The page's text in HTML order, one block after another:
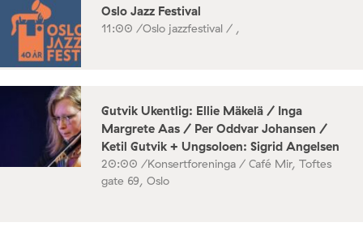
Oslo Jazz Festival
11:00 /Oslo jazzfestival / ,
Gutvik Ukentlig: Ellie Mäkelä / Inga
Margrete Aas / Per Oddvar Johansen /
Ketil Gutvik + Ungsoloen: Sigrid Angelsen
20:00 /Konsertforeninga / Café Mir, Toftes
gate 69, Oslo